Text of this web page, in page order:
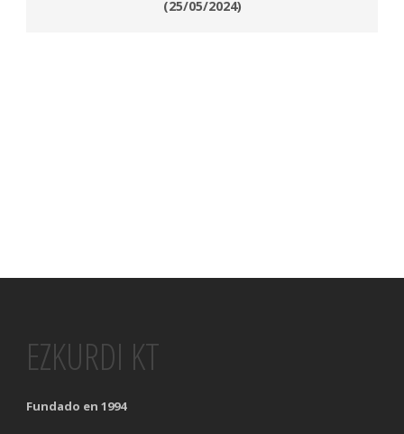
(25/05/2024)
EZKURDI KT
Fundado en 1994